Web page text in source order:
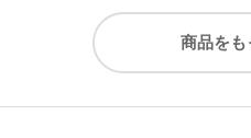
素材／アッパ－：ポリウレタン ソール
商品をも